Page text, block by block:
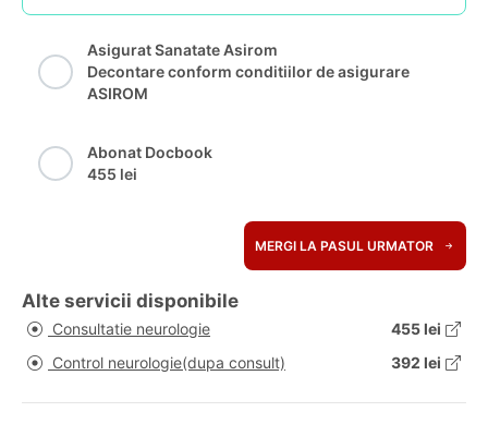
Asigurat Sanatate Asirom
Decontare conform conditiilor de asigurare
ASIROM
Abonat Docbook
455 lei
MERGI LA PASUL URMATOR
Alte servicii disponibile
Consultatie neurologie
455 lei
Control neurologie(dupa consult)
392 lei